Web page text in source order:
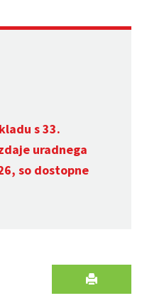
s 33.
uradnega
so dostopne